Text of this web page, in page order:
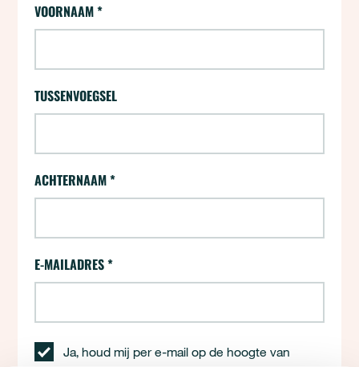
24 uur - Aanmelden (opt-ins)
VOORNAAM*
TUSSENVOEGSEL
ACHTERNAAM*
E-MAILADRES*
Ja, houd mij per e-mail op de hoogte van